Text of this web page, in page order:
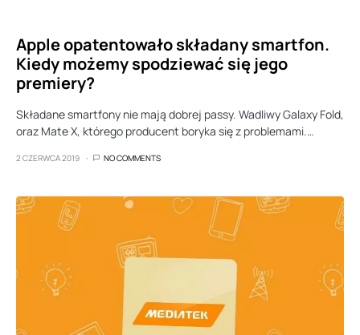
Apple opatentowało składany smartfon.
Kiedy możemy spodziewać się jego
premiery?
Składane smartfony nie mają dobrej passy. Wadliwy Galaxy Fold,
oraz Mate X, którego producent boryka się z problemami.…
2 CZERWCA 2019 NO COMMENTS